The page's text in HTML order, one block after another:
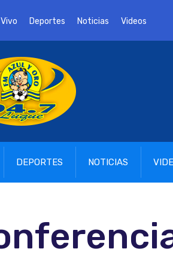
Deportes Noticias Videos
DEPORTES NOTICIAS